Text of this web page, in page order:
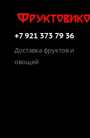
+7 921 373 79 36
Доставка фруктов и
овощей